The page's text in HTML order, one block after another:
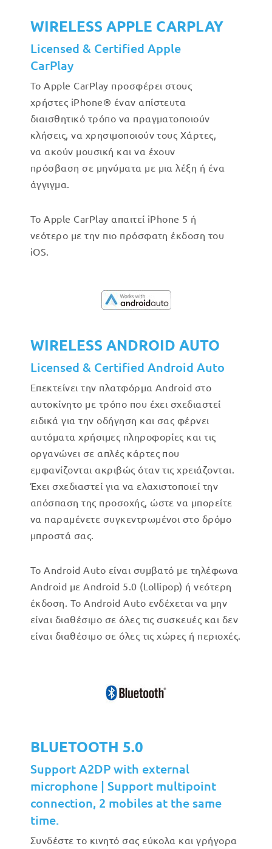
WIRELESS APPLE CARPLAY
Licensed & Certified Apple
CarPlay
Το Apple CarPlay προσφέρει στους
χρήστες iPhone® έναν απίστευτα
διαισθητικό τρόπο να πραγματοποιούν
κλήσεις, να χρησιμοποιούν τους Χάρτες,
να ακούν μουσική και να έχουν
πρόσβαση σε μηνύματα με μια λέξη ή ένα
άγγιγμα.
Το Apple CarPlay απαιτεί iPhone 5 ή
νεότερο με την πιο πρόσφατη έκδοση του
iOS.
WIRELESS ANDROID AUTO
Licensed & Certified Android Auto
Επεκτείνει την πλατφόρμα Android στο
αυτοκίνητο με τρόπο που έχει σχεδιαστεί
ειδικά για την οδήγηση και σας φέρνει
αυτόματα χρήσιμες πληροφορίες και τις
οργανώνει σε απλές κάρτες που
εμφανίζονται ακριβώς όταν τις χρειάζονται.
Έχει σχεδιαστεί για να ελαχιστοποιεί την
απόσπαση της προσοχής, ώστε να μπορείτε
να παραμένετε συγκεντρωμένοι στο δρόμο
μπροστά σας.
Το Android Auto είναι συμβατό με τηλέφωνα
Android με Android 5.0 (Lollipop) ή νεότερη
έκδοση. Το Android Auto ενδέχεται να μην
είναι διαθέσιμο σε όλες τις συσκευές και δεν
είναι διαθέσιμο σε όλες τις χώρες ή περιοχές.
BLUETOOTH 5.0
Support A2DP with external
microphone | Support multipoint
connection, 2 mobiles at the same
time.
Συνδέστε το κινητό σας εύκολα και γρήγορα